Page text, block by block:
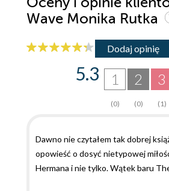
Wave Monika Rutka
Dodaj opinię
3
(1)
2
(0)
1
(0)
5.3
Dawno nie czytałem tak dobrej
opowieść o dosyć nietypowej
Hermana i nie tylko. Wątek baru
trafił w mój gust. Uwielbiam takie